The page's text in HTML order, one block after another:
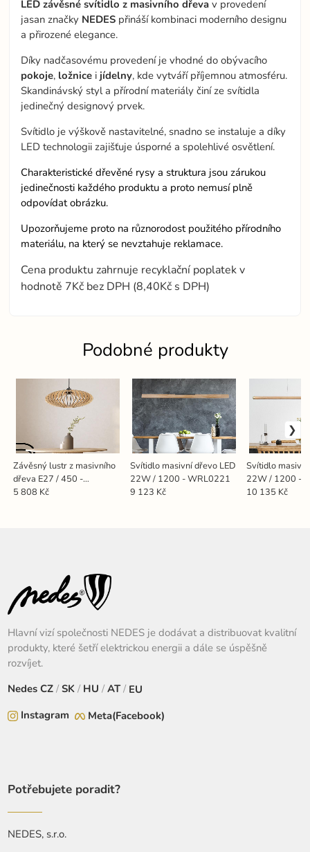
LED závěsné svítidlo z masivního dřeva v provedení
jasan značky NEDES přináší kombinaci moderního designu
a přirozené elegance.
Díky nadčasovému provedení je vhodné do obývacího
pokoje, ložnice i jídelny, kde vytváří příjemnou atmosféru.
Skandinávský styl a přírodní materiály činí ze svítidla
jedinečný designový prvek.
Svítidlo je výškově nastavitelné, snadno se instaluje a díky
LED technologii zajišťuje úsporné a spolehlivé osvětlení.
Charakteristické dřevěné rysy a struktura jsou zárukou
jedinečnosti každého produktu a proto nemusí plně
odpovídat obrázku.
Upozorňujeme proto na různorodost použitého přírodního
materiálu, na který se nevztahuje reklamace.
Cena produktu zahrnuje recyklační poplatek v
hodnotě 7Kč bez DPH (8,40Kč s DPH)
Podobné produkty
Závěsný lustr z masivního
dřeva E27 / 450 -
WRE131
5 808 Kč
Svítidlo masivní dřevo LED
22W / 1200 - WRL0221
9 123 Kč
Svítidlo
22W / 1200 -
10 135 Kč
Hlavní vizí společnosti NEDES je dodávat a distribuovat kvalitní
produkty, které šetří elektrickou energii a dále se úspěšně
rozvíjet.
NedesCZ/SK/HU /AT/ EU
Instagram
Meta(Facebook)
Potřebujete poradit?
NEDES, s.r.o.